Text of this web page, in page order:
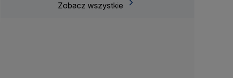
Zobacz wszystkie